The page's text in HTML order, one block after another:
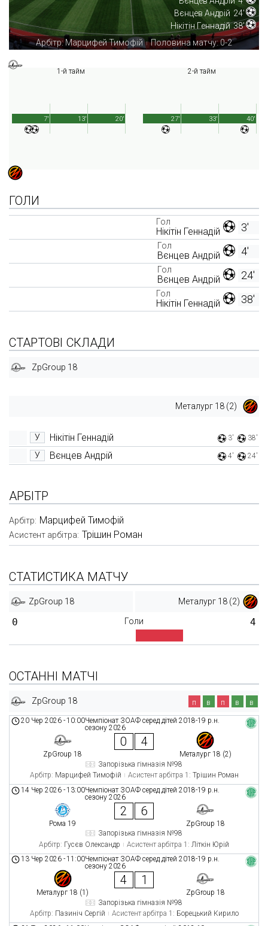
Вєнцев Андрій 24'
Нікітін Геннадій 38'
Арбітр: Марцифей Тимофій
| Половина матчу: 0-2
1-й тайм
20'
7' 13'
2-й тайм
40'
27' 33'
ГОЛИ
3'
Гол
Нікітін Геннадій
4'
Гол
Вєнцев Андрій
24'
Гол
Вєнцев Андрій
38'
Гол
Нікітін Геннадій
СТАРТОВІ СКЛАДИ
ZpGroup 18
Металург 18 (2)
У Нікітін Геннадій 3' 38'
У Вєнцев Андрій 4' 24'
АРБІТР
Арбітр: Марцифей Тимофій
Асистент арбітра: Трішин Роман
СТАТИСТИКА МАТЧУ
ZpGroup 18 Металург 18 (2)
0 Голи 4
ОСТАННІ МАТЧІ
ZpGroup 18 п в п в в
Чемпіонат ЗОАФ серед дітей 2018-19 р.н.
сезону 2026
20 Чер 2026 -10:00
ZpGroup 18
0 4
Металург 18 (2)
Запорізька гімназія №98
Арбітр: Марцифей Тимофій Асистент арбітра 1: Трішин Роман
Чемпіонат ЗОАФ серед дітей 2018-19 р.н.
сезону 2026
14 Чер 2026 -13:00
Рома 19
2 6
ZpGroup 18
Запорізька гімназія №98
Арбітр: Гусєв Олександр Асистент арбітра 1: Літкін Юрій
Чемпіонат ЗОАФ серед дітей 2018-19 р.н.
сезону 2026
13 Чер 2026 -11:00
Металург 18 (1)
4 1
ZpGroup 18
Запорізька гімназія №98
Арбітр: Пазиніч Сергій Асистент арбітра 1: Борецький Кирило